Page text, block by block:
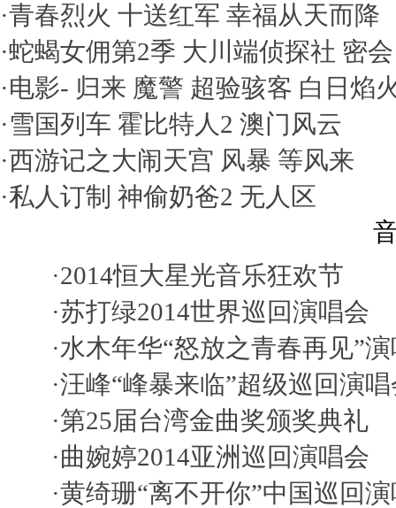
·青春烈火 十送红军 幸福从天而降
·蛇蝎女佣第2季 大川端侦探社 密会
·电影- 归来 魔警 超验骇客 白日焰
·雪国列车 霍比特人2 澳门风云
·西游记之大闹天宫 风暴 等风来
·私人订制 神偷奶爸2 无人区
·2014恒大星光音乐狂欢节
·苏打绿2014世界巡回演唱会
·水木年华“怒放之青春再见”
·汪峰“峰暴来临”超级巡回演
·第25届台湾金曲奖颁奖典礼
·曲婉婷2014亚洲巡回演唱会
·黄绮珊“离不开你”中国巡回